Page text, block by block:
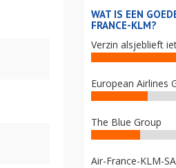
WAT IS EEN
FRANCE-KLM?
Verzin alsjeblieft
European Airlines
The Blue Group
Air-France-KLM-